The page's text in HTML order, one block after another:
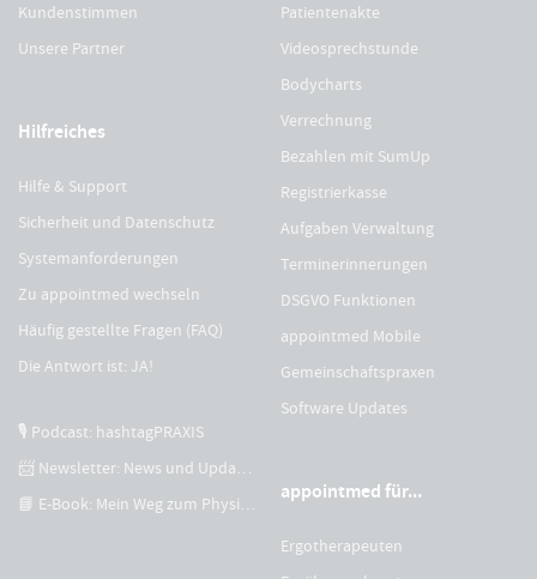
Kundenstimmen
Unsere Partner
Hilfreiches
Hilfe & Support
Sicherheit und Datenschutz
Systemanforderungen
Zu appointmed wechseln
Häufig gestellte Fragen (FAQ)
Die Antwort ist: JA!
🎙 Podcast: hashtagPRAXIS
📨 Newsletter: News und Updates
📘 E-Book: Mein Weg zum Physiotherapeuten
Patientenakte
Videosprechstunde
Bodycharts
Verrechnung
Bezahlen mit SumUp
Registrierkasse
Aufgaben Verwaltung
Terminerinnerungen
DSGVO Funktionen
appointmed Mobile
Gemeinschaftspraxen
Software Updates
appointmed für...
Ergotherapeuten